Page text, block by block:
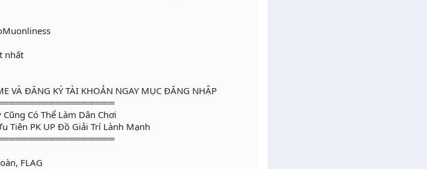
nhất
VÀ ĐĂNG KÝ TÀI KHOẢN NGAY MỤC ĐĂNG NHẬP
Có Thể Làm Dân Chơi
Tiên PK UP Đồ Giải Trí Lành Mạnh
FLAG